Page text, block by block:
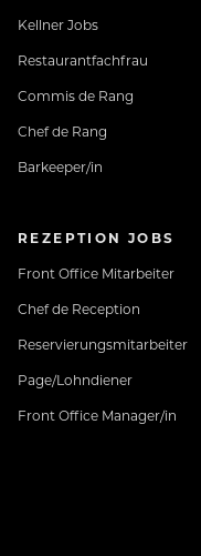
Kellner Jobs
Restaurantfachfrau
Commis de Rang
Chef de Rang
Barkeeper/in
REZEPTION JOBS
Front Office Mitarbeiter
Chef de Reception
Reservierungsmitarbeiter
Page/Lohndiener
Front Office Manager/in